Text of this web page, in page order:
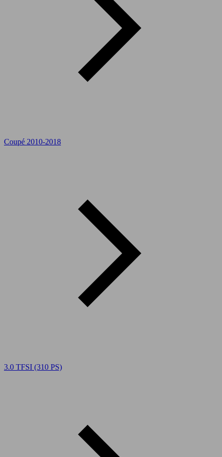
Coupé 2010-2018
3.0 TFSI (310 PS)